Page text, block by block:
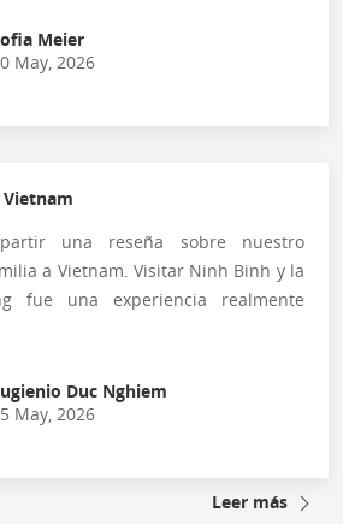
Meier
May, 2026
una reseña sobre nuestro
a Vietnam. Visitar Ninh Binh y la
fue una experiencia realmente
Duc Nghiem
May, 2026
Leer más